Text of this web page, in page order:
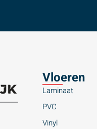
Vloeren
Laminaat
PVC
Vinyl